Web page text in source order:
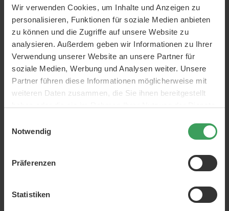
Wir verwenden Cookies, um Inhalte und Anzeigen zu
personalisieren, Funktionen für soziale Medien anbieten
zu können und die Zugriffe auf unsere Website zu
analysieren. Außerdem geben wir Informationen zu Ihrer
Verwendung unserer Website an unsere Partner für
soziale Medien, Werbung und Analysen weiter. Unsere
Partner führen diese Informationen möglicherweise mit
weiteren Daten zusammen, die Sie ihnen bereitgestellt
Notwendig
Präferenzen
Statistiken
Mit Revitale-Haar erhalten Sie eine effektive und köstliche
verschiedene Produkte her und ist besonders bekannt für
seine Masken für verschiedenen Hautbereiche. Dies kann die